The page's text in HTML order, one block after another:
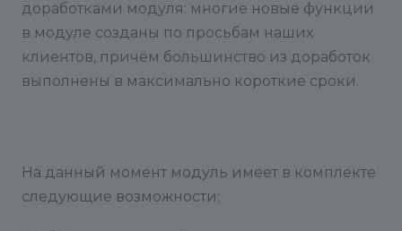
доработками модуля: многие новые функции
в модуле созданы по просьбам наших
клиентов, причём большинство из доработок
выполнены в максимально короткие сроки.
На данный момент модуль имеет в комплекте
следующие возможности: